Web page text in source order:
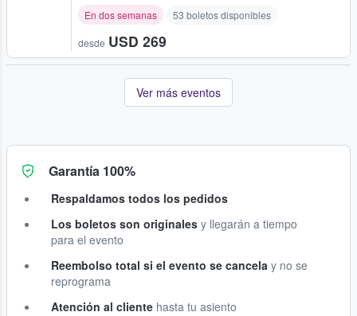
En dos semanas 53 boletos disponibles
desde USD 269
Ver más eventos
Garantía 100%
Respaldamos todos los pedidos
Los boletos son originales y llegarán a tiempo
para el evento
Reembolso total si el evento se cancela y no se
reprograma
Atención al cliente hasta tu asiento